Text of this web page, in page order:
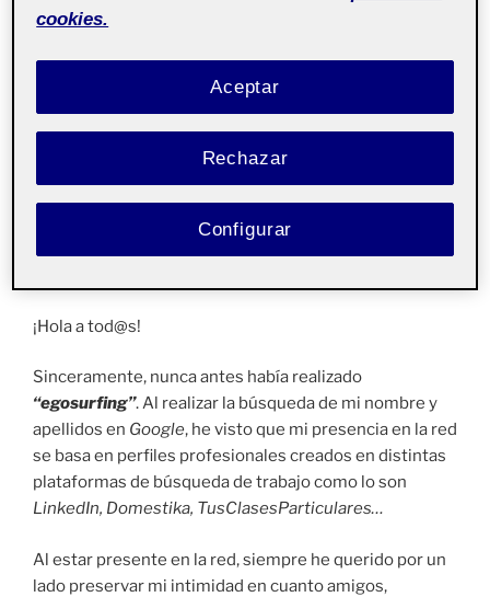
¡Hola a tod@s!
Sinceramente, nunca antes había realizado
“egosurfing”. Al realizar la búsqueda de mi nombre y
apellidos en Google, he visto que mi presencia en la red
se basa en perfiles profesionales creados en distintas
plataformas de búsqueda de trabajo como lo son
LinkedIn, Domestika, TusClasesParticulares…
Al estar presente en la red, siempre he querido por un
lado preservar mi intimidad en cuanto amigos,
cookies.
Rechazar
Aceptar
Configurar